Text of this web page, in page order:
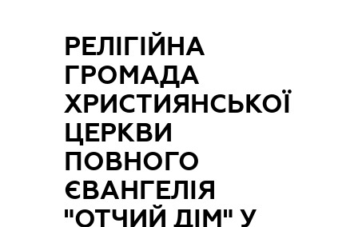
РЕЛІГІЙНА
ГРОМАДА
ХРИСТИЯНСЬКОЇ
ЦЕРКВИ
ПОВНОГО
ЄВАНГЕЛІЯ
"ОТЧИЙ ДІМ" У